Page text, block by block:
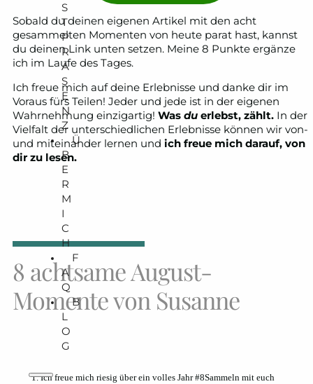
S
T
P
R
Ä
S
E
N
Z
Ü
B
E
R
M
I
C
H
F
A
Q
B
L
O
G
Sobald du deinen eigenen Artikel mit den acht
gesammelten Momenten von heute parat hast, kannst
du deinen Link unten setzen. Meine 8 Punkte ergänze
ich im Laufe des Tages.
Ich freue mich auf deine Erlebnisse und danke dir im
Voraus fürs Teilen! Jeder und jede ist in der eigenen
Wahrnehmung einzigartig! Was du erlebst, zählt. In der
Vielfalt der unterschiedlichen Erlebnisse können wir von-
und miteinander lernen und ich freue mich darauf, von
dir zu lesen.
8 achtsame August-
Momente von Susanne
Ich freue mich riesig über ein volles Jahr #8Sammeln mit euch